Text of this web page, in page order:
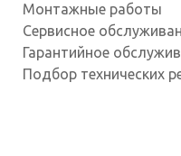
Монтажные работы
Сервисное
Гарантийное
Подбор технических